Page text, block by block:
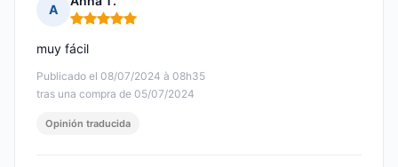
A
Nota: 5 de 5
Publicado el 08/07/2024 à 08h35
tras una compra de 05/07/2024
muy fácil
Opinión traducida